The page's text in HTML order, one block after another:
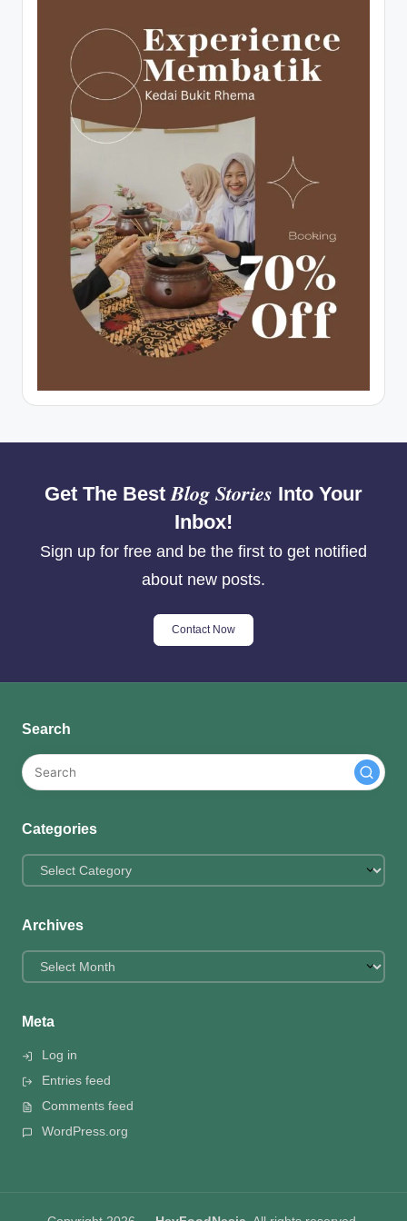
Get The Best Blog Stories Into Your
Inbox!
Sign up for free and be the first to get notified
about new posts.
Contact Now
Search
Categories
Categories
Archives
Archives
Meta
Log in
Entries feed
Comments feed
WordPress.org